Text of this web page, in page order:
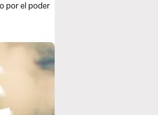
por el poder